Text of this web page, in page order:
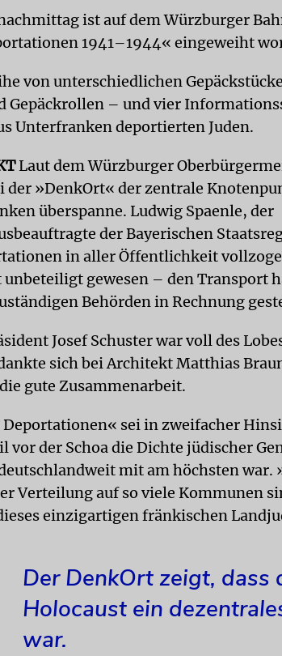
ist auf dem Würzburger
1941–1944« eingeweiht
von unterschiedlichen
Gepäckrollen – und vier
Unterfranken deportierten Juden.
Laut dem Würzburger
der »DenkOrt« der zentrale
überspanne. Ludwig Spaenle, der
der Bayerischen
in aller Öffentlichkeit
gewesen – den Transport
Behörden in Rechnung
Josef Schuster war voll des
sich bei Architekt Matthias
gute Zusammenarbeit.
Deportationen« sei in zweifacher
vor der Schoa die Dichte jüdischer
mit am höchsten war.
Verteilung auf so viele Kommunen
einzigartigen fränkischen
Der DenkOrt zeigt, dass
Holocaust ein
war.